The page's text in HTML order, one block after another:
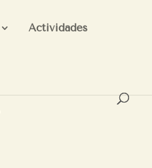
Actividades